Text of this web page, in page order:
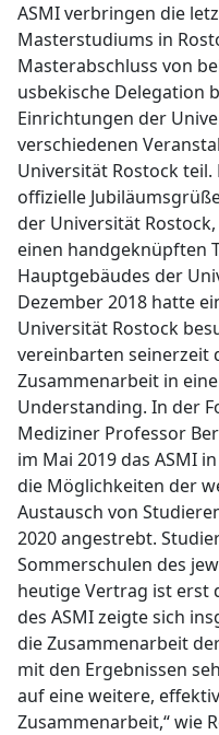
ASMI verbringen die
Masterstudiums in
Masterabschluss von
usbekische Delegation
Einrichtungen der
verschiedenen
Universität Rostock
offizielle
der Universität
einen handgeknüpften
Hauptgebäudes der
Dezember 2018 hatte
Universität Rostock
vereinbarten seinerzeit
Zusammenarbeit in
Understanding. In der
Mediziner Professor
im Mai 2019 das ASMI
die Möglichkeiten der
Austausch von
2020 angestrebt.
Sommerschulen des
heutige Vertrag ist erst
des ASMI zeigte sich
die Zusammenarbeit
mit den Ergebnissen
auf eine weitere,
Zusammenarbeit,“ wie